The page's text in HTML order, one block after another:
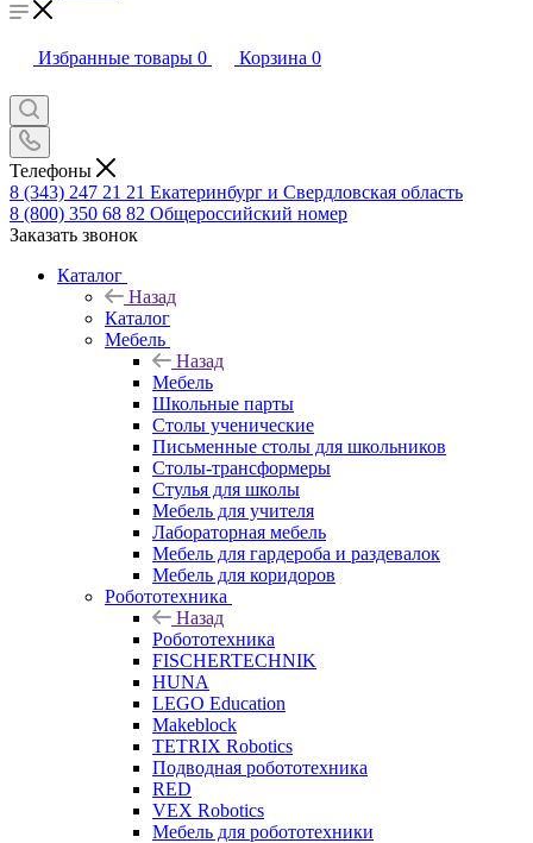
Избранные товары 0 Корзина 0
Телефоны
8 (343) 247 21 21 Екатеринбург и Свердловская область
8 (800) 350 68 82 Общероссийский номер
Заказать звонок
Каталог
Назад
Каталог
Мебель
Назад
Мебель
Школьные парты
Столы ученические
Письменные столы для школьников
Столы-трансформеры
Стулья для школы
Мебель для учителя
Лабораторная мебель
Мебель для гардероба и раздевалок
Мебель для коридоров
Робототехника
Назад
Робототехника
FISCHERTECHNIK
HUNA
LEGO Education
Makeblock
TETRIX Robotics
Подводная робототехника
RED
VEX Robotics
Мебель для робототехники